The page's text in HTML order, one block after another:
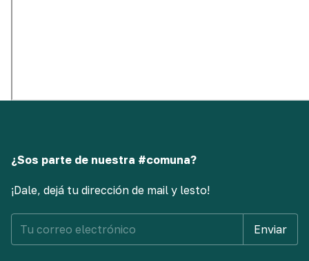
¿Sos parte de nuestra #comuna?
¡Dale, dejá tu dirección de mail y lesto!